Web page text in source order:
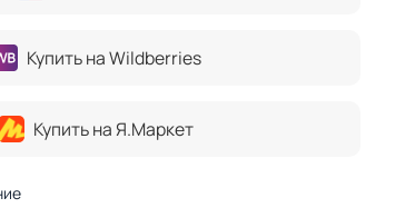
Купить на Wildberries
Купить на Я.Маркет